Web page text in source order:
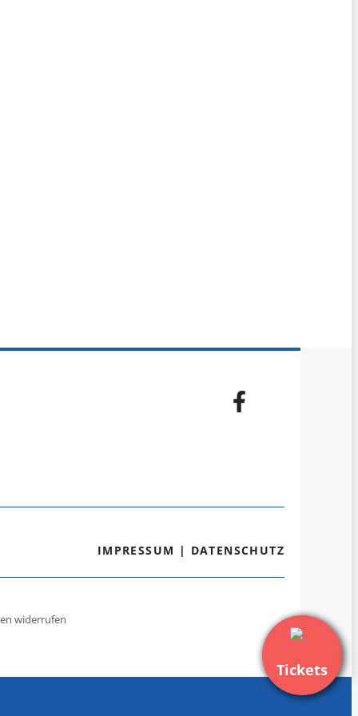
Tickets
IMPRESSUM | DATENSCHUTZ
widerrufen